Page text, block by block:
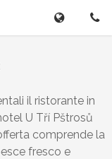
BAMBINI
il ristorante in
U Tří Pštrosů
comprende la
fresco e